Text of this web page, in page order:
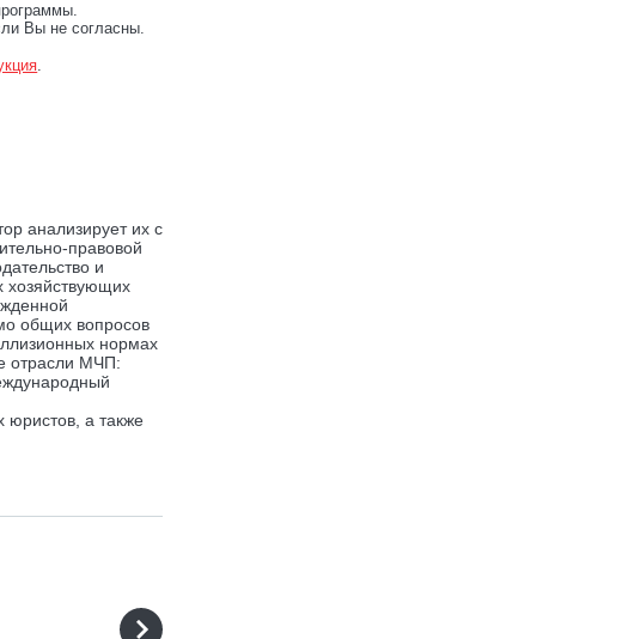
Вы не согласны.
.
анализирует их с
правовой
и
хозяйствующих
общих вопросов
нормах
отрасли МЧП:
юристов, а также